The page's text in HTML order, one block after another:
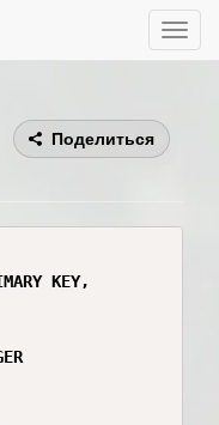
Toggle
Поделиться
KEY,